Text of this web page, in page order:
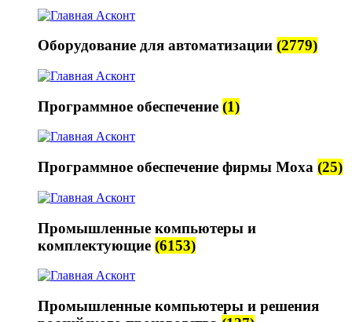
Оборудование для автоматизации (2779)
Программное обеспечение (1)
Программное обеспечение фирмы Moxa (25)
Промышленные компьютеры и
комплектующие (6153)
Промышленные компьютеры и решения